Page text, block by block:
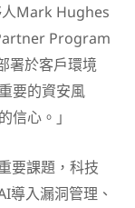
Mark Hughes
Program
署於客戶環境
要的資安風
信心。」
要課題，科技
導入漏洞管理、